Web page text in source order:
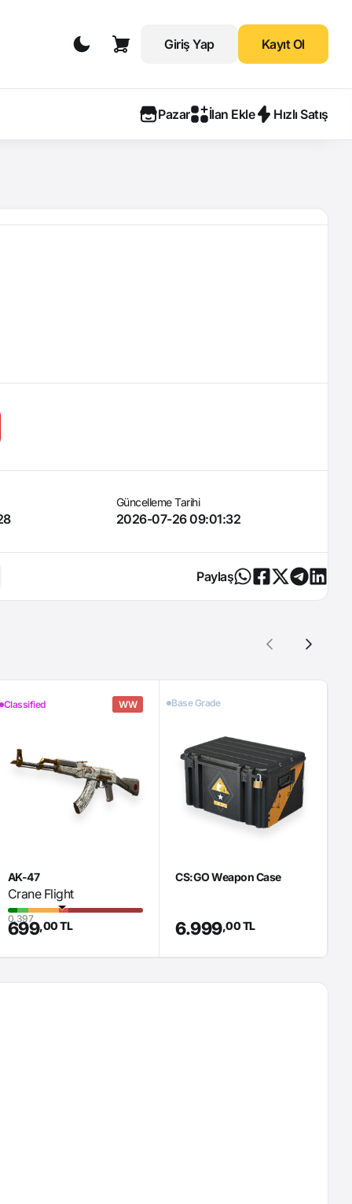
Giriş Yap Kayıt Ol
Pazar İlan Ekle Hızlı Satış
Güncelleme Tarihi
2026-07-26 09:01:32
Paylaş
Classified WW
AK-47
Crane Flight
0.397
699,00 TL
Base Grade
CS:GO Weapon Case
6.999,00 TL